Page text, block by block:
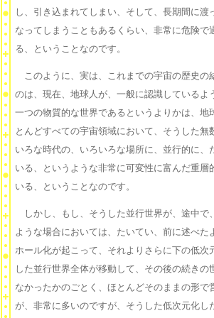
し、引き込まれてしまい、そして、長期間に渡
なってしまうこともあるくらい、非常に危険で
る、ということなのです。
このように、実は、これまでの宇宙の歴史の
のは、現在、地球人が、一般に認識しているよ
一つの物質的な世界であるというよりかは、地
とんどすべての宇宙領域において、そうした無
いろな時代の、いろいろな場所に、並行的に、
いる、というような非常に可変性に富んだ重層
いる、ということなのです。
しかし、もし、そうした並行世界が、途中で
ような場合においては、たいてい、前に述べた
ホール化が起こって、それよりさらに下の低次
した並行世界全体が移動して、その後の続きの
なかったかのごとく、ほとんどそのままの形で
が、非常に多いのですが、そうした低次元化し